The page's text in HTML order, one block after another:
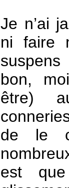
Je n’ai
ni faire
bon,
être)
de le
est